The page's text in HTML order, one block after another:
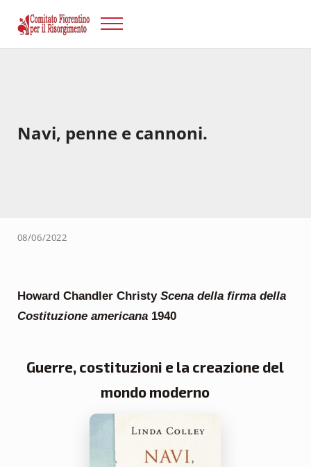
Risorgimento Firenze
Menu
Navi, penne e cannoni.
08/06/2022
Howard Chandler Christy Scena della firma della
Costituzione americana1940
Guerre, costituzioni e la creazione del
mondo moderno